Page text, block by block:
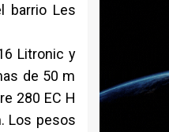
barrio Les
Litronic y
de 50 m
280 EC H
Los pesos